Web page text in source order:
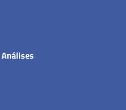
Análises